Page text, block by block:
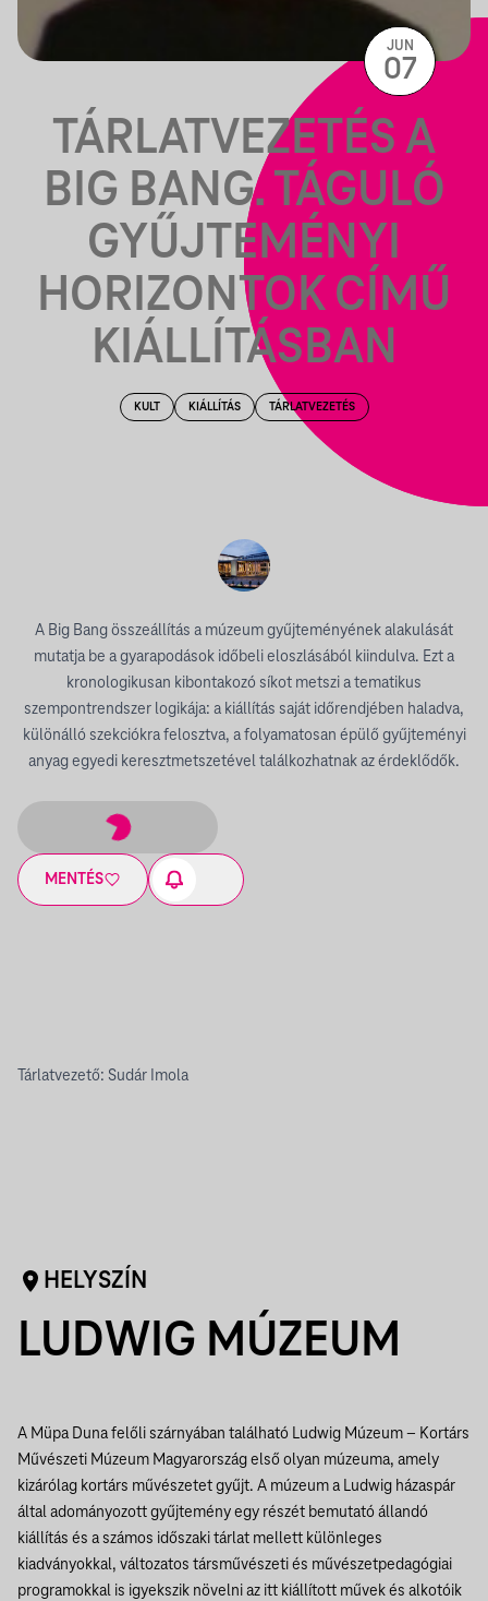
TÁRLATVEZETÉS A
BIG BANG. TÁGULÓ
GYŰJTEMÉNYI
HORIZONTOK CÍMŰ
KIÁLLÍTÁSBAN
KULT KIÁLLÍTÁS TÁRLATVEZETÉS
A Big Bang összeállítás a múzeum gyűjteményének alakulását
mutatja be a gyarapodások időbeli eloszlásából kiindulva. Ezt a
kronologikusan kibontakozó síkot metszi a tematikus
szempontrendszer logikája: a kiállítás saját időrendjében haladva,
különálló szekciókra felosztva, a folyamatosan épülő gyűjteményi
anyag egyedi keresztmetszetével találkozhatnak az érdeklődők.
MENTÉS
JUN
07
Tárlatvezető: Sudár Imola
HELYSZÍN
LUDWIG MÚZEUM
A Müpa Duna felőli szárnyában található Ludwig Múzeum – Kortárs
Művészeti Múzeum Magyarország első olyan múzeuma, amely
kizárólag kortárs művészetet gyűjt. A múzeum a Ludwig házaspár
által adományozott gyűjtemény egy részét bemutató állandó
kiállítás és a számos időszaki tárlat mellett különleges
kiadványokkal, változatos társművészeti és művészetpedagógiai
programokkal is igyekszik növelni az itt kiállított művek és alkotóik